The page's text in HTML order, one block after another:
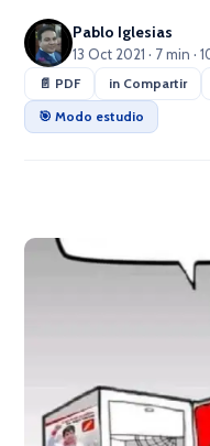
Pablo Iglesias
13 Oct 2021 · 7 min ·
📄 PDF in Compartir
🎯 Modo estudio